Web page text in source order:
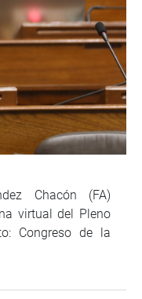
Chacón (FA)
virtual del Pleno
Congreso de la